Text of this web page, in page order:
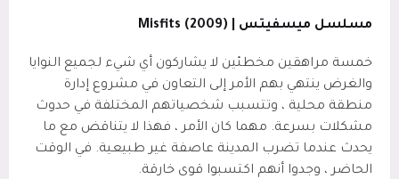
مسلسل ميسفيتس | (2009) Misfits
خمسة مراهقين مخطئين لا يشاركون أي شيء لجميع النوايا
والغرض ينتهي بهم الأمر إلى التعاون في مشروع إدارة
منطقة محلية ، وتتسبب شخصياتهم المختلفة في حدوث
مشكلات بسرعة. مهما كان الأمر ، فهذا لا يتناقض مع ما
يحدث عندما تضرب المدينة عاصفة غير طبيعية. في الوقت
الحاضر ، وجدوا أنهم اكتسبوا قوى خارقة.